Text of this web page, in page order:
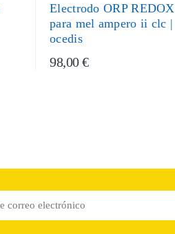
Electrodo ORP REDOX
para mel ampero ii clc |
ocedis
98,00 €